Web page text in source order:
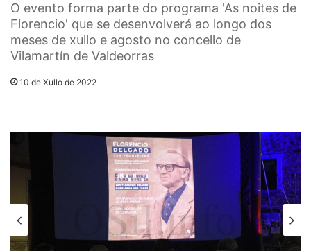
O evento forma parte do programa 'As noites de
Florencio' que se desenvolverá ao longo dos
meses de xullo e agosto no concello de
Vilamartín de Valdeorras
10 de Xullo de 2022